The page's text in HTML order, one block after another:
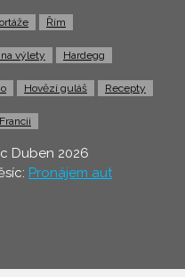
Řím
výlety Hardegg
Hovězí guláš Recepty
Duben 2026
Pronájem aut